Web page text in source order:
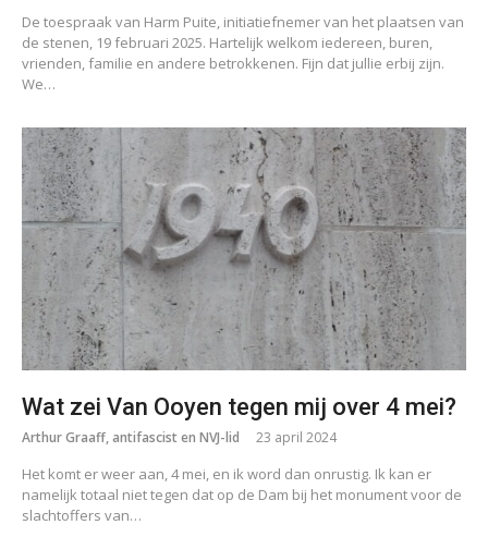
De toespraak van Harm Puite, initiatiefnemer van het plaatsen van
de stenen, 19 februari 2025. Hartelijk welkom iedereen, buren,
vrienden, familie en andere betrokkenen. Fijn dat jullie erbij zijn.
We…
Wat zei Van Ooyen tegen mij over 4 mei?
Arthur Graaff, antifascist en NVJ-lid 23 april 2024
Het komt er weer aan, 4 mei, en ik word dan onrustig. Ik kan er
namelijk totaal niet tegen dat op de Dam bij het monument voor de
slachtoffers van…